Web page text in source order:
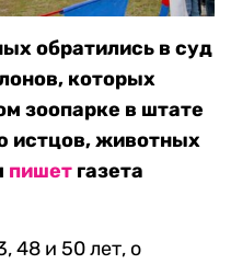
обратились в суд
которых
зоопарке в штате
истцов, животных
пишет газета
48 и 50 лет, о